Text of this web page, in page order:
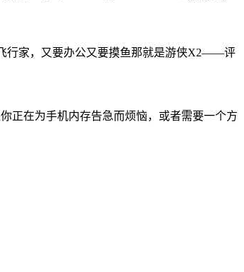
行家，又要办公又要摸鱼那就是游侠X2——评
正在为手机内存告急而烦恼，或者需要一个方